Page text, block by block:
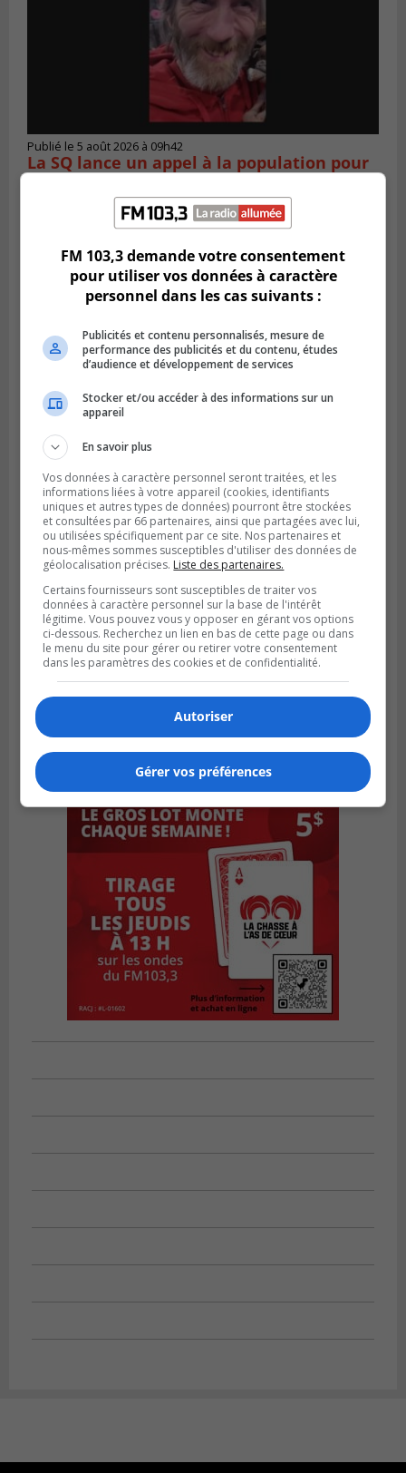
Publié le 5 août 2026 à 09h42
La SQ lance un appel à la population pour
BOUCHERVILLE
Publié le 5 août 2026 à 06h54
La SQ recense 18 décès pendant les
vacances de la construction
FM 103,3 demande votre consentement
pour utiliser vos données à caractère
personnel dans les cas suivants :
Publicités et contenu personnalisés, mesure de
performance des publicités et du contenu, études
d’audience et développement de services
Stocker et/ou accéder à des informations sur un
appareil
En savoir plus
Vos données à caractère personnel seront traitées, et les
informations liées à votre appareil (cookies, identifiants
uniques et autres types de données) pourront être stockées
et consultées par 66 partenaires, ainsi que partagées avec lui,
ou utilisées spécifiquement par ce site. Nos partenaires et
nous-mêmes sommes susceptibles d'utiliser des données de
géolocalisation précises. Liste des partenaires.
Certains fournisseurs sont susceptibles de traiter vos
données à caractère personnel sur la base de l'intérêt
légitime. Vous pouvez vous y opposer en gérant vos options
ci-dessous. Recherchez un lien en bas de cette page ou dans
le menu du site pour gérer ou retirer votre consentement
dans les paramètres des cookies et de confidentialité.
Autoriser
Gérer vos préférences